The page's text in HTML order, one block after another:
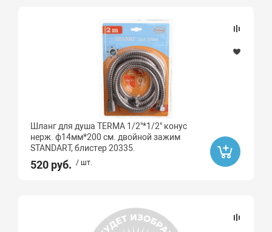
Шланг для душа TERMA 1/2"*1/2" конус
нерж. ф14мм*200 см. двойной зажим
STANDART, блистер 20335.
520 руб. / шт.